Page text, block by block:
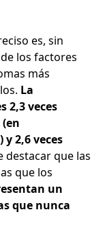
es, sin
los factores
más
La
2,3 veces
2,6 veces
destacar que las
que los
un
que nunca